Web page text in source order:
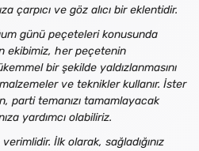
çarpıcı ve göz alıcı bir eklentidir.
günü peçeteleri konusunda
ekibimiz, her peçetenin
bir şekilde yaldızlanmasını
ve teknikler kullanır. İster
parti temanızı tamamlayacak
yardımcı olabiliriz.
İlk olarak, sağladığınız